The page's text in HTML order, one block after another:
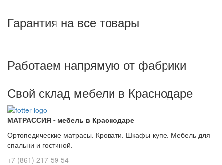
Гарантия на все товары
Работаем напрямую от фабрики
Свой склад мебели в Краснодаре
МАТРАССИЯ - мебель в Краснодаре
Ортопедические матрасы. Кровати. Шкафы-купе. Мебель для
спальни и гостиной.
+7 (861) 217-59-54